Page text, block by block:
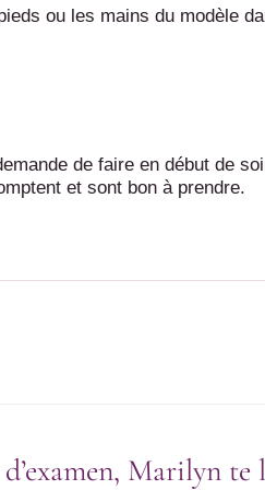
ou les mains du modèle
de faire en début de
et sont bon à prendre.
Marilyn